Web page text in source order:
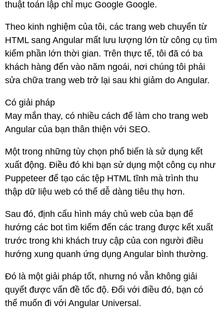
thuật toán lập chỉ mục Google Google.
Theo kinh nghiệm của tôi, các trang web chuyển từ
HTML sang Angular mất lưu lượng lớn từ công cụ tìm
kiếm phần lớn thời gian. Trên thực tế, tôi đã có ba
khách hàng đến vào năm ngoái, nơi chúng tôi phải
sửa chữa trang web trở lại sau khi giảm do Angular.
Có giải pháp
May mắn thay, có nhiều cách để làm cho trang web
Angular của bạn thân thiện với SEO.
Một trong những tùy chọn phổ biến là sử dụng kết
xuất động. Điều đó khi bạn sử dụng một công cụ như
Puppeteer để tạo các tệp HTML tĩnh mà trình thu
thập dữ liệu web có thể dễ dàng tiêu thụ hơn.
Sau đó, định cấu hình máy chủ web của bạn để
hướng các bot tìm kiếm đến các trang được kết xuất
trước trong khi khách truy cập của con người điều
hướng xung quanh ứng dụng Angular bình thường.
Đó là một giải pháp tốt, nhưng nó vẫn không giải
quyết được vấn đề tốc độ. Đối với điều đó, bạn có
thể muốn đi với Angular Universal.